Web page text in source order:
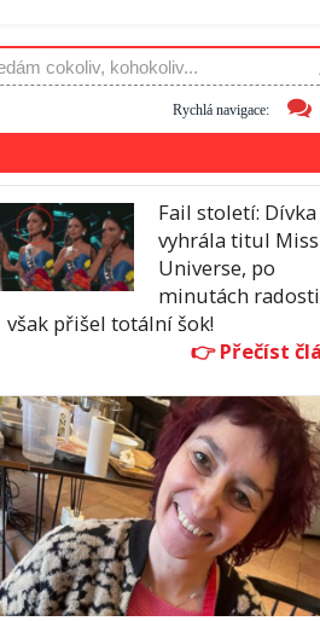
Rychlá navigace:
Fail století: Dívka
vyhrála titul Miss
Universe, po
minutách radosti
však přišel totální šok!